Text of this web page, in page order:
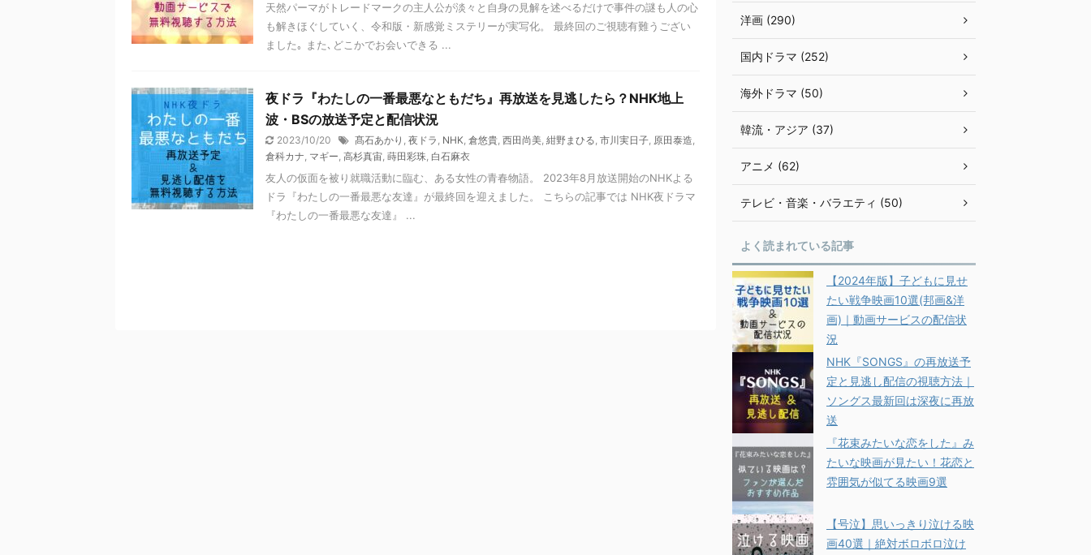
天然パーマがトレードマークの主人公が淡々と自身の見解を述べるだけで事件の謎も人の心
も解きほぐしていく、令和版・新感覚ミステリーが実写化。 最終回のご視聴有難うござい
ました｡ また､どこかでお会いできる ...
夜ドラ『わたしの一番最悪なともだち』再放送を見逃したら？NHK地上
波・BSの放送予定と配信状況
2023/10/20 髙石あかり , 夜ドラ , NHK, 倉悠貴, 西田尚美, 紺野まひる, 市川実日子, 原田泰造,
倉科カナ, マギー, 高杉真宙, 蒔田彩珠, 白石麻衣
友人の仮面を被り就職活動に臨む、ある女性の青春物語。 2023年8月放送開始のNHKよる
ドラ『わたしの一番最悪な友達』が最終回を迎えました。 こちらの記事では NHK夜ドラマ
『わたしの一番最悪な友達』 ...
洋画 (290)
国内ドラマ (252)
海外ドラマ (50)
韓流・アジア (37)
アニメ (62)
テレビ・音楽・バラエティ (50)
よく読まれている記事
【2024年版】子どもに見せ
たい戦争映画10選(邦画&洋
画)｜動画サービスの配信状
況
NHK『SONGS』の再放送予
定と見逃し配信の視聴方法｜
ソングス最新回は深夜に再放
送
『花束みたいな恋をした』み
たいな映画が見たい！花恋と
雰囲気が似てる映画9選
【号泣】思いっきり泣ける映
画40選｜絶対ボロボロ泣け